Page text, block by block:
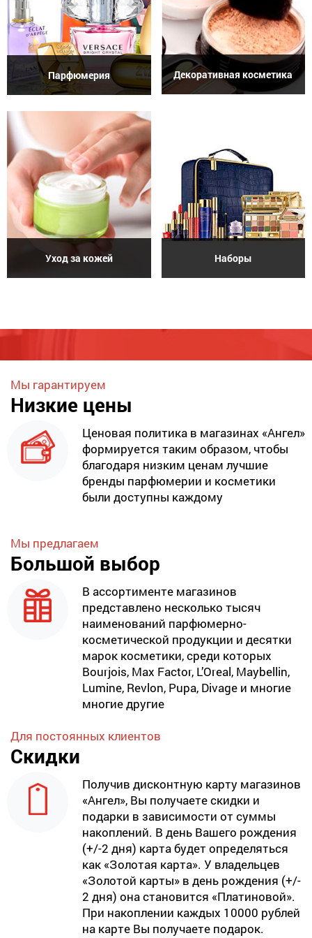
Парфюмерия Декоративная косметика
Уход за кожей Наборы
Мы гарантируем
Низкие цены
Ценовая политика в магазинах «Ангел»
формируется таким образом, чтобы
благодаря низким ценам лучшие
бренды парфюмерии и косметики
были доступны каждому
Мы предлагаем
Большой выбор
В ассортименте магазинов
представлено несколько тысяч
наименований парфюмерно-
косметической продукции и десятки
марок косметики, среди которых
Bourjois, Max Factor, L’Oreal, Maybellin,
Lumine, Revlon, Pupa, Divage и многие
многие другие
Для постоянных клиентов
Скидки
Получив дисконтную карту магазинов
«Ангел», Вы получаете скидки и
подарки в зависимости от суммы
накоплений. В день Вашего рождения
(+/-2 дня) карта будет определяться
как «Золотая карта». У владельцев
«Золотой карты» в день рождения (+/-
2 дня) она становится «Платиновой».
При накоплении каждых 10000 рублей
на карте Вы получаете подарок.